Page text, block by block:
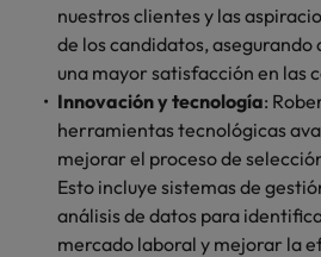
nuestros clientes y las
de los candidatos, asegurando
una mayor satisfacción en las
Innovación y tecnología:
herramientas tecnológicas
mejorar el proceso de
Esto incluye sistemas de
análisis de datos para
mercado laboral y mejorar la